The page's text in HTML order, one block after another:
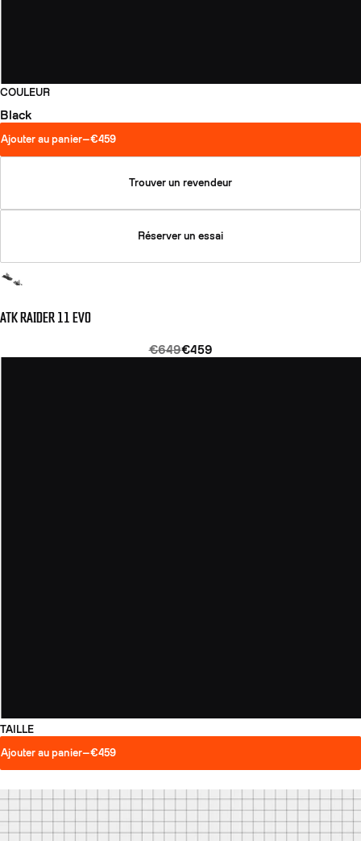
COULEUR
Black
Ajouter au panier—€459
Trouver un revendeur
Réserver un essai
ATK RAIDER 11 EVO
€649€459
TAILLE
Ajouter au panier—€459